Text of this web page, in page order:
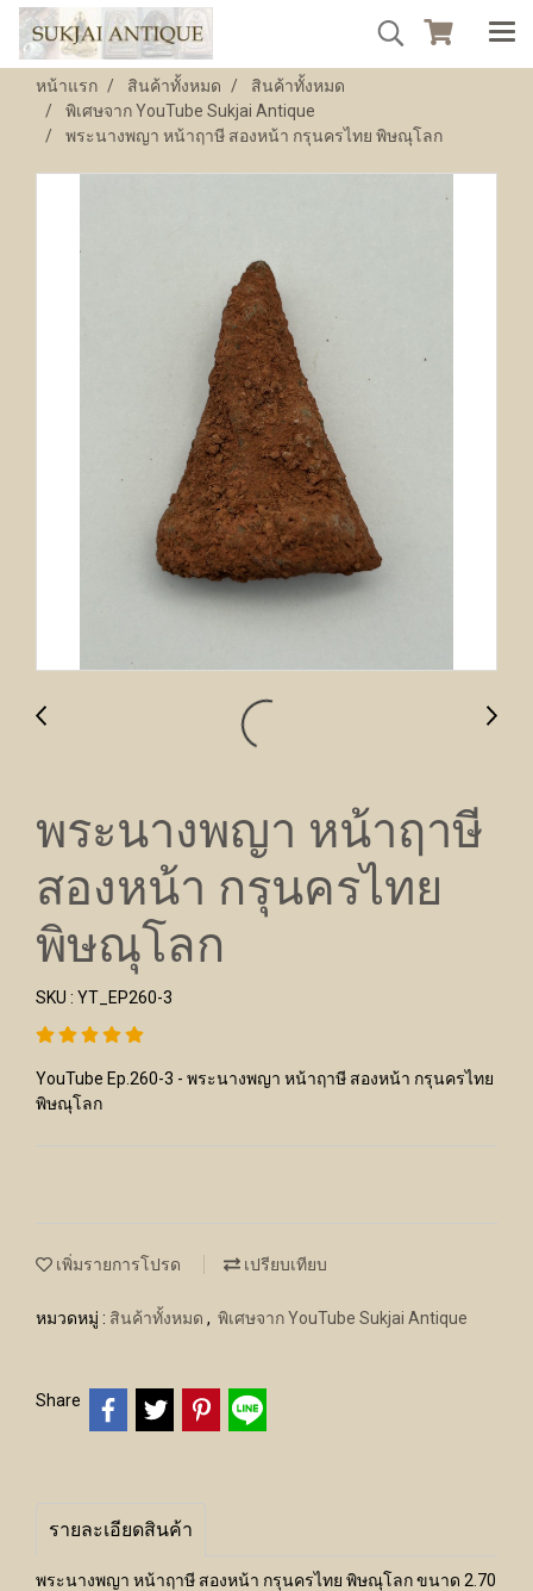
หน้าแรก สินค้าทั้งหมด
สินค้าทั้งหมด
พิเศษจาก YouTube Sukjai Antique
พระนางพญา หน้าฤาษี สองหน้า กรุนครไทย พิษณุโลก
พระนางพญา หน้าฤาษี
สองหน้า กรุนครไทย
พิษณุโลก
SKU : YT_EP260-3
YouTube Ep.260-3 - พระนางพญา หน้าฤาษี สองหน้า กรุนครไทย
พิษณุโลก
เพิ่มรายการโปรด เปรียบเทียบ
หมวดหมู่ : สินค้าทั้งหมด , พิเศษจาก YouTube Sukjai Antique
Share
รายละเอียดสินค้า
พระนางพญา หน้าฤาษี สองหน้า กรุนครไทย พิษณุโลก ขนาด 2.70